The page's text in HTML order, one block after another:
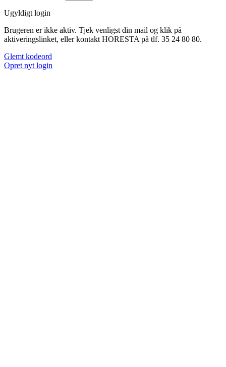
Ugyldigt login
Brugeren er ikke aktiv. Tjek venligst din mail og klik på
aktiveringslinket, eller kontakt HORESTA på tlf. 35 24 80 80.
Glemt kodeord
Opret nyt login